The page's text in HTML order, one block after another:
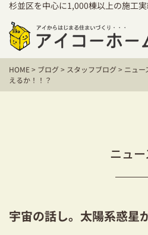
杉並区を中心に1,000棟以上の施工
HOME
保証／アフタ
二世帯住宅を
HOME> ブログ> スタッフブログ> ニュー
えるか！！？
ニュー
宇宙の話し。太陽系惑星